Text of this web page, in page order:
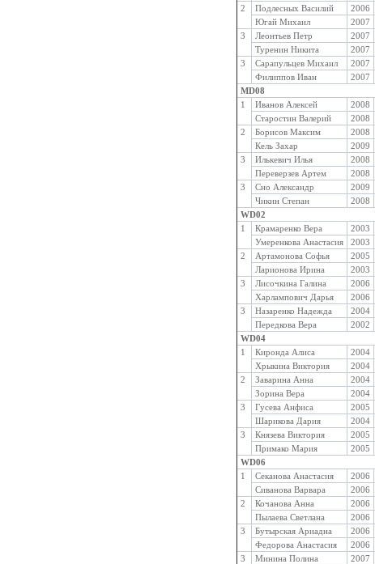
2
Подлесных Василий 2006
Югай Михаил
2007
3
Леонтьев Петр 2007
Туренин Никита
2007
3
Сарапульцев Михаил 2007
Филиппов Иван
2007
MD08
1
Иванов Алексей 2008
Старостин Валерий
2008
2
Борисов Максим 2008
Кель Захар
2009
3
Илькевич Илья 2008
Переверзев Артем
2008
3
Сно Александр 2009
Чикин Степан
2008
WD02
1
Крамаренко Вера 2003
Умеренкова Анастасия
2003
2
Артамонова Софья 2005
Ларионова Ирина
2003
3
Лисочкина Галина 2006
Харлампович Дарья
2006
3
Назаренко Надежда 2004
Передкова Вера
2002
WD04
1
Киронда Алиса 2004
Хрыкина Виктория
2004
2
Заварина Анна 2004
Зорина Вера
2004
3
Гусева Анфиса 2005
Шарикова Дария
2004
3
Князева Виктория 2005
Примако Мария
2005
WD06
1
Секанова Анастасия 2006
Сиванова Варвара
2006
2
Кочанова Анна 2006
Пылаева Светлана
2006
3
Бутырская Ариадна 2006
Федорова Анастасия
2006
3
Минина Полина 2007